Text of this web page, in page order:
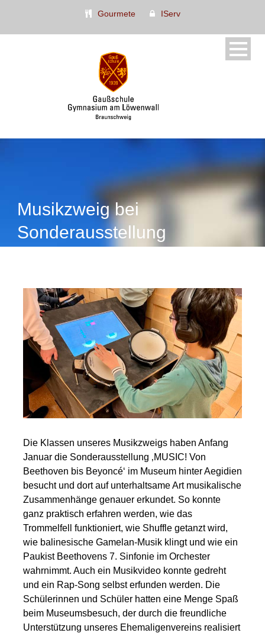
Gourmete IServ
Musikzweig bei
Sonderausstellung
Die Klassen unseres Musikzweigs haben Anfang
Januar die Sonderausstellung ‚MUSIC! Von
Beethoven bis Beyoncé‘ im Museum hinter Aegidien
besucht und dort auf unterhaltsame Art musikalische
Zusammenhänge genauer erkundet. So konnte
ganz praktisch erfahren werden, wie das
Trommelfell funktioniert, wie Shuffle getanzt wird,
wie balinesische Gamelan-Musik klingt und wie ein
Paukist Beethovens 7. Sinfonie im Orchester
wahrnimmt. Auch ein Musikvideo konnte gedreht
und ein Rap-Song selbst erfunden werden. Die
Schülerinnen und Schüler hatten eine Menge Spaß
beim Museumsbesuch, der durch die freundliche
Unterstützung unseres Ehemaligenvereins realisiert